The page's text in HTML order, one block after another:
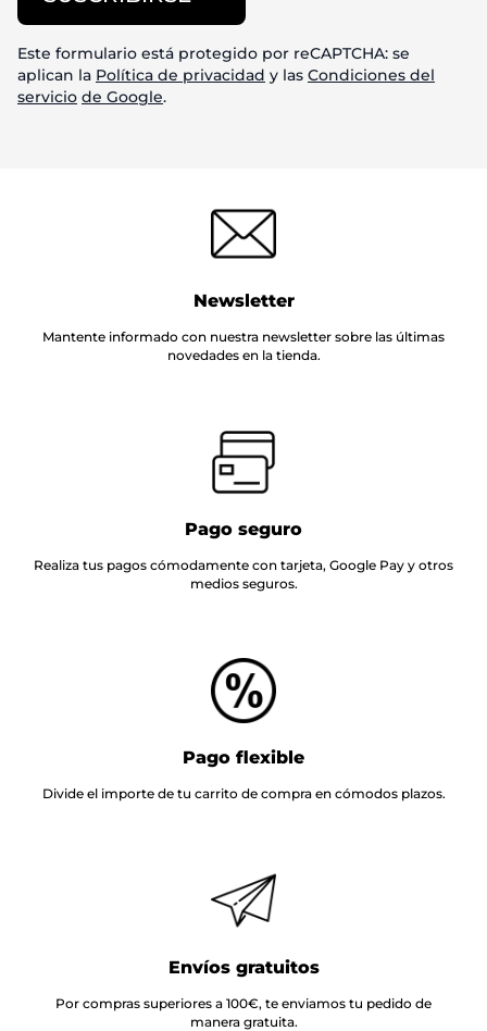
Este formulario está protegido por reCAPTCHA: se
aplican la Política de privacidad y las Condiciones del
servicio de Google.
Newsletter
Mantente informado con nuestra newsletter sobre las últimas
novedades en la tienda.
Pago seguro
Realiza tus pagos cómodamente con tarjeta, Google Pay y otros
medios seguros.
Pago flexible
Divide el importe de tu carrito de compra en cómodos plazos.
Envíos gratuitos
Por compras superiores a 100€, te enviamos tu pedido de
manera gratuita.